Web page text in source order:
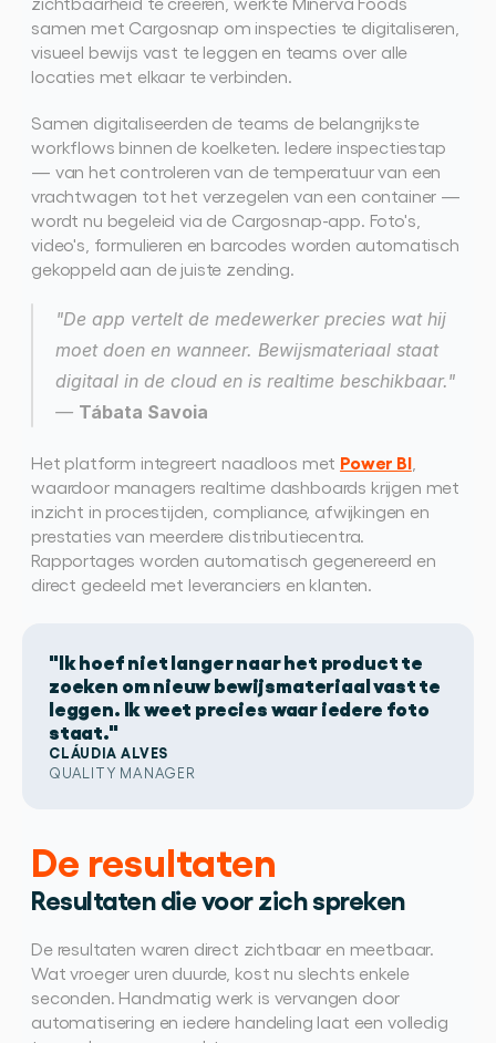
samen met Cargosnap om inspecties te digitaliseren,
visueel bewijs vast te leggen en teams over alle
locaties met elkaar te verbinden.
Samen digitaliseerden de teams de belangrijkste
workflows binnen de koelketen. Iedere inspectiestap
— van het controleren van de temperatuur van een
vrachtwagen tot het verzegelen van een container —
wordt nu begeleid via de Cargosnap-app. Foto's,
video's, formulieren en barcodes worden automatisch
gekoppeld aan de juiste zending.
"De app vertelt de medewerker precies wat hij
moet doen en wanneer. Bewijsmateriaal staat
digitaal in de cloud en is realtime beschikbaar."
— Tábata Savoia
Het platform integreert naadloos met Power BI,
waardoor managers realtime dashboards krijgen met
inzicht in procestijden, compliance, afwijkingen en
prestaties van meerdere distributiecentra.
Rapportages worden automatisch gegenereerd en
direct gedeeld met leveranciers en klanten.
"Ik hoef niet langer naar het product te
zoeken om nieuw bewijsmateriaal vast te
leggen. Ik weet precies waar iedere foto
staat."
CLÁUDIA ALVES
QUALITY MANAGER
De resultaten
Resultaten die voor zich spreken
De resultaten waren direct zichtbaar en meetbaar.
Wat vroeger uren duurde, kost nu slechts enkele
seconden. Handmatig werk is vervangen door
automatisering en iedere handeling laat een volledig